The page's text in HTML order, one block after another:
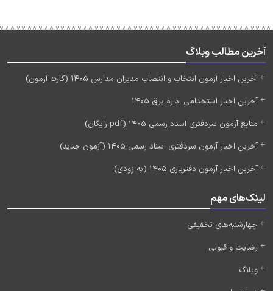
آخرین مطالب وبلاگ
آخرین اخبار آزمون انتخاب و انتصاب مدیران مدارس 1405 (کارت آزمون)
آخرین اخبار استخدامی اداره برق 1405
منابع آزمون سردفتری اسناد رسمی 1405 (pdf رایگان)
آخرین اخبار آزمون سردفتری اسناد رسمی 1405 (آزمون جدید)
آخرین اخبار آزمون دفتریاری 1405 (به زودی)
لینک‌های مهم
چهارشنبه‌های تخفیفی
رضایت و قبولی
وبلاگ